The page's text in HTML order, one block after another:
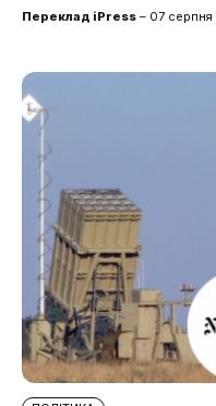
Переклад iPress – 07